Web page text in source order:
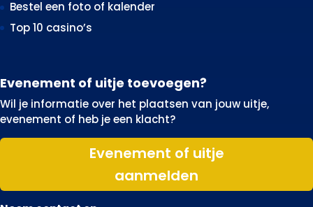
Bestel een foto of kalender
Top 10 casino’s
Evenement of uitje toevoegen?
Wil je informatie over het plaatsen van jouw uitje,
evenement of heb je een klacht?
Evenement of uitje
aanmelden